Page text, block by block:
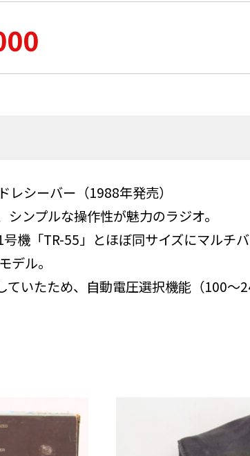
シーバー（1988年発売）
ンプルな操作性が魅力のラジオ。
機「TR-55」とほぼ同サイズにマルチ
デル。
いたため、自動電圧選択機能（100～